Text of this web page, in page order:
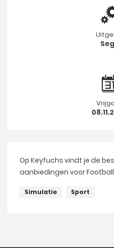
Op Keyfuchs vindt je de
aanbiedingen voor Football
Simulatie Sport